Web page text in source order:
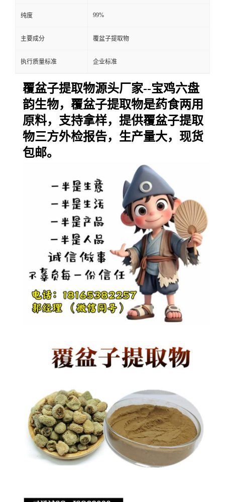
纯度 99%
主要成分 覆盆子提取物
执行质量标准 企业标准
覆盆子提取物源头厂家--宝鸡六盘
韵生物，覆盆子提取物是药食两用
原料，支持拿样，提供覆盆子提取
物三方外检报告，生产量大，现货
包邮。